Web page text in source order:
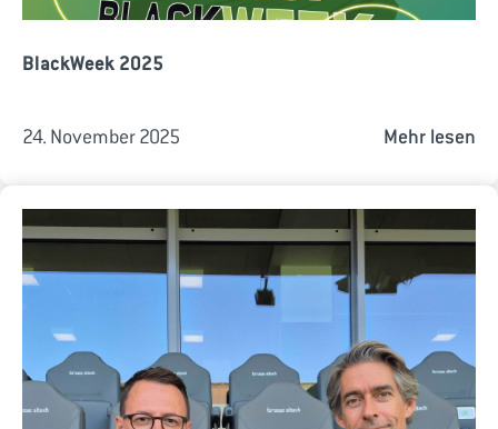
BlackWeek 2025
24. November 2025 Mehr lesen